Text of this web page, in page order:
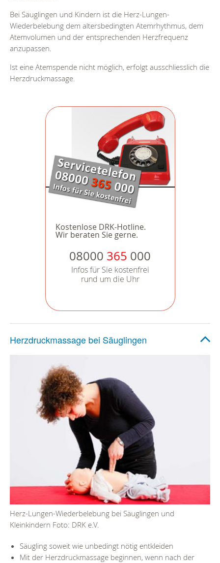
Bei Säuglingen und Kindern ist die Herz-Lungen-
Wiederbelebung dem altersbedingten Atemrhythmus, dem
Atemvolumen und der entsprechenden Herzfrequenz
anzupassen.
Ist eine Atemspende nicht möglich, erfolgt ausschliesslich die
Herzdruckmassage.
Kostenlose DRK-Hotline.
Wir beraten Sie gerne.
08000 365 000
Infos für Sie kostenfrei
rund um die Uhr
Herzdruckmassage bei Säuglingen
Herz-Lungen-Wiederbelebung bei Säuglingen und
Kleinkindern Foto: DRK e.V.
Säugling soweit wie unbedingt nötig entkleiden
Mit der Herzdruckmassage beginnen, wenn nach der